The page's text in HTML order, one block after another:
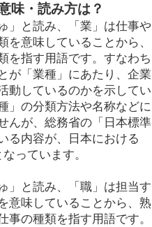
味・読み方は？
」と読み、「業」は仕事や
を意味していることから、
を指す用語です。すなわち
が「業種」にあたり、企業
動しているのかを示してい
」の分類方法や名称などに
んが、総務省の「日本標準
る内容が、日本における
っています。
」と読み、「職」は担当す
意味していることから、熟
事の種類を指す用語です。